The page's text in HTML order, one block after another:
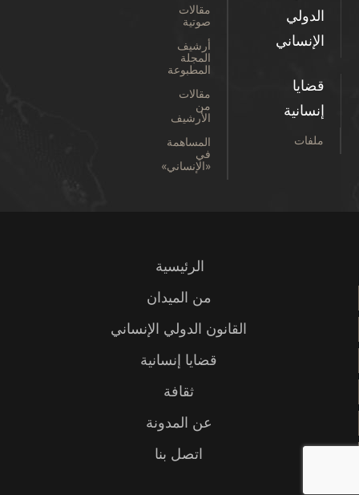
الدولي
الإنساني
قضايا
إنسانية
ملفات
مقالات
صوتية
أرشيف
المجلة
المطبوعة
مقالات
من
الأرشيف
المساهمة
في
«الإنساني»
الرئيسية
من الميدان
القانون الدولي الإنساني
قضايا إنسانية
ثقافة
عن المدونة
اتصل بنا